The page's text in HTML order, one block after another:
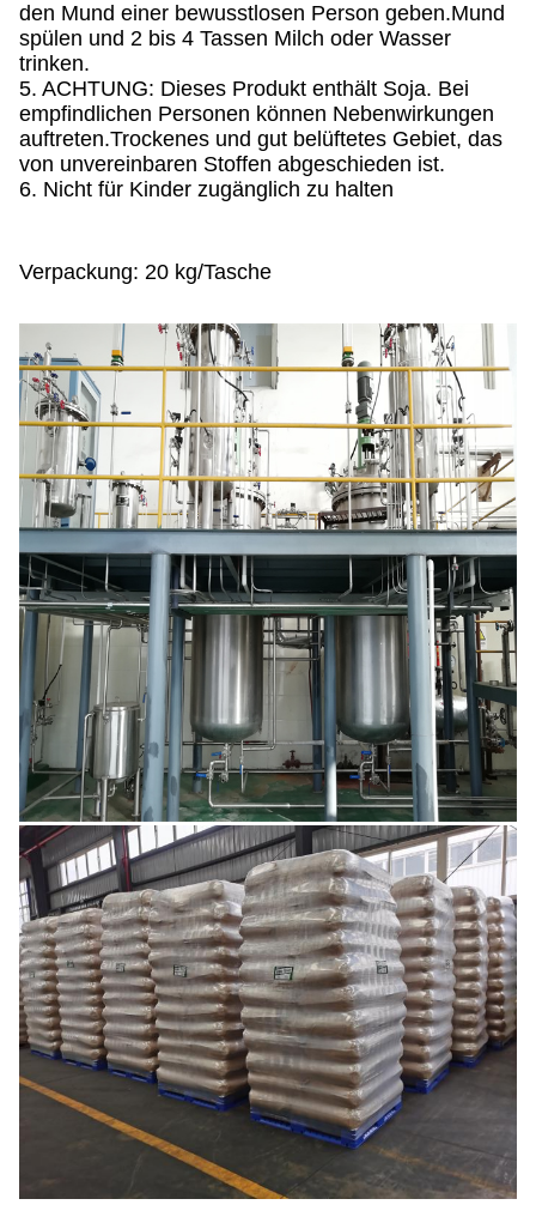
den Mund einer bewusstlosen Person geben.Mund
spülen und 2 bis 4 Tassen Milch oder Wasser
trinken.
5. ACHTUNG: Dieses Produkt enthält Soja. Bei
empfindlichen Personen können Nebenwirkungen
auftreten.Trockenes und gut belüftetes Gebiet, das
von unvereinbaren Stoffen abgeschieden ist.
6. Nicht für Kinder zugänglich zu halten
Verpackung: 20 kg/Tasche